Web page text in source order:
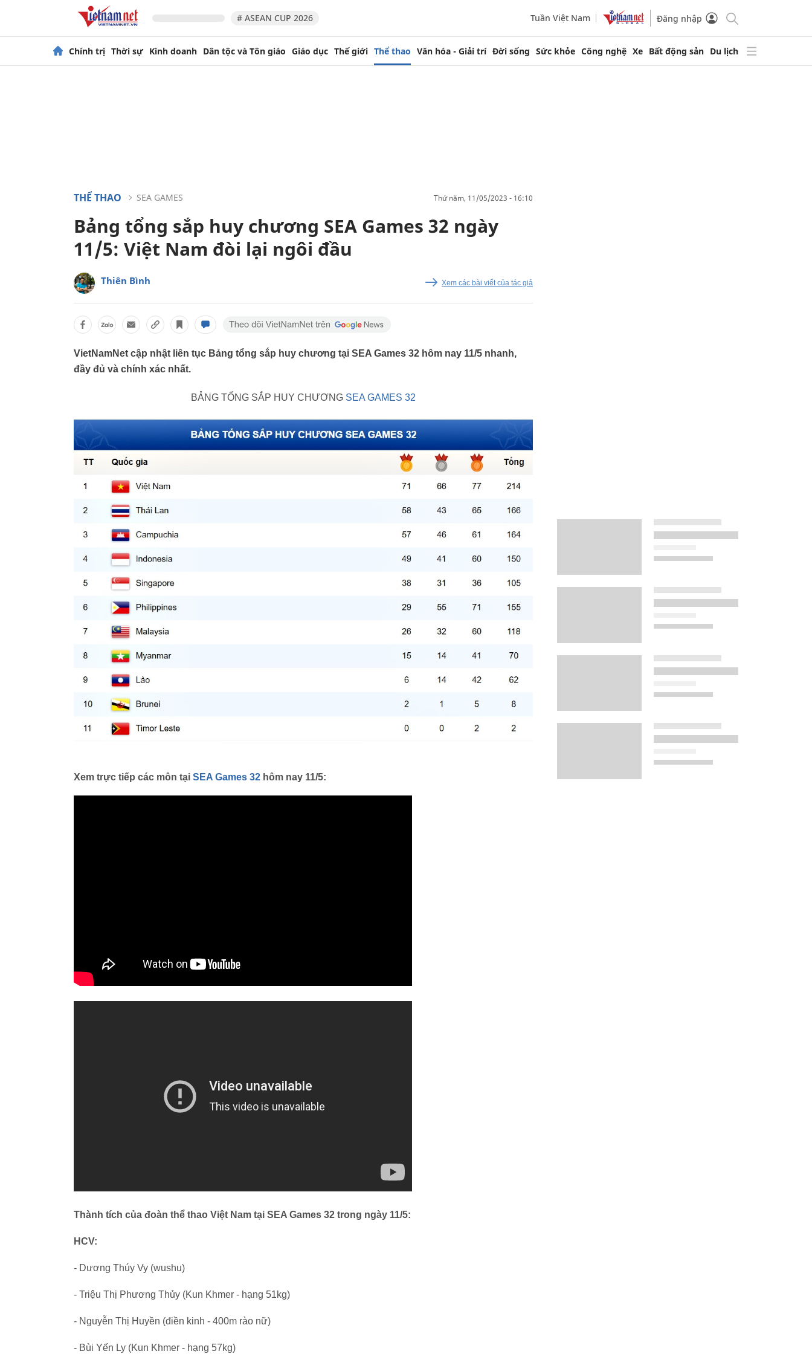
# ASEAN CUP 2026 Tuần Việt Nam Đăng nhập
Chính trị Thời sự Kinh doanh Dân tộc và Tôn giáo Giáo dục Thế giới Thể thao Văn hóa - Giải trí Đời sống Sức khỏe Công nghệ Xe Bất động sản Du lịch
THỂ THAO SEA GAMES thứ năm, 11/05/2023 - 16:10
Bảng tổng sắp huy chương SEA Games 32 ngày
11/5: Việt Nam đòi lại ngôi đầu
Thiên Bình Xem các bài viết của tác giả
VietNamNet cập nhật liên tục Bảng tổng sắp huy chương tại SEA Games 32 hôm nay 11/5 nhanh,
đầy đủ và chính xác nhất.
BẢNG TỔNG SẮP HUY CHƯƠNG SEA GAMES 32
Xem trực tiếp các môn tại SEA Games 32 hôm nay 11/5:
Thành tích của đoàn thể thao Việt Nam tại SEA Games 32 trong ngày 11/5:
HCV:
- Dương Thúy Vy (wushu)
- Triệu Thị Phương Thủy (Kun Khmer - hạng 51kg)
- Nguyễn Thị Huyền (điền kinh - 400m rào nữ)
- Bùi Yến Ly (Kun Khmer - hạng 57kg)